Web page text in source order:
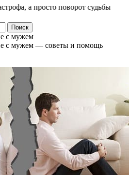
а просто поворот судьбы
с мужем
с мужем — советы и помощь